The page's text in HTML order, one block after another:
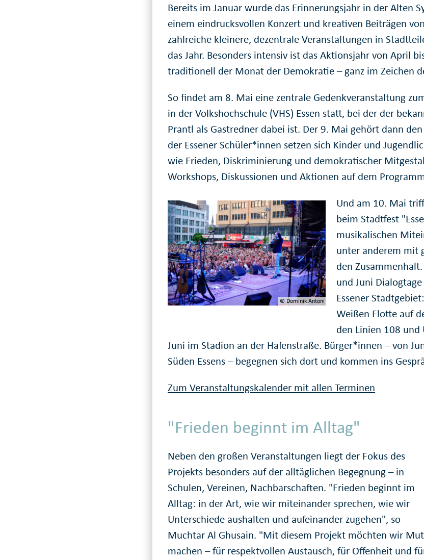
Bereits im Januar wurde das Erinnerungsjahr in der Alten
einem eindrucksvollen Konzert und kreativen Beiträgen
zahlreiche kleinere, dezentrale Veranstaltungen in
das Jahr. Besonders intensiv ist das Aktionsjahr von April
traditionell der Monat der Demokratie – ganz im Zeichen
So findet am 8. Mai eine zentrale Gedenkveranstaltung
in der Volkshochschule (VHS) Essen statt, bei der der
Prantl als Gastredner dabei ist. Der 9. Mai gehört dann
der Essener Schüler*innen setzen sich Kinder und
wie Frieden, Diskriminierung und demokratischer
Workshops, Diskussionen und Aktionen auf dem
© Dominik Antoni
Und am 10. Mai
beim Stadtfest
musikalischen
unter anderem mit
den
und Juni
Essener
Weißen Flotte auf
den Linien 108 und
Juni im Stadion an der Hafenstraße. Bürger*innen – von
Süden Essens – begegnen sich dort und kommen ins
Zum Veranstaltungskalender mit allen Terminen
"Frieden beginnt im Alltag"
Neben den großen Veranstaltungen liegt der Fokus des
Projekts besonders auf der alltäglichen Begegnung – in
Schulen, Vereinen, Nachbarschaften. "Frieden beginnt im
Alltag: in der Art, wie wir miteinander sprechen, wie wir
Unterschiede aushalten und aufeinander zugehen", so
Muchtar Al Ghusain. "Mit diesem Projekt möchten wir Mut
machen – für respektvollen Austausch, für Offenheit und